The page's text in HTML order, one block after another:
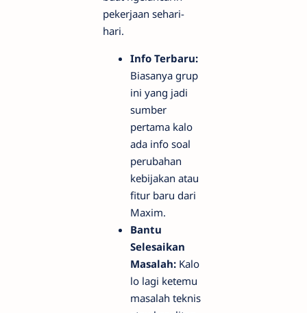
pekerjaan sehari-
hari.
Info Terbaru:
Biasanya grup
ini yang jadi
sumber
pertama kalo
ada info soal
perubahan
kebijakan atau
fitur baru dari
Maxim.
Bantu
Selesaikan
Masalah: Kalo
lo lagi ketemu
masalah teknis